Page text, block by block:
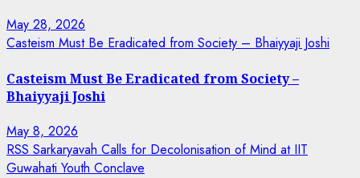
May 28, 2026
Casteism Must Be Eradicated from Society – Bhaiyyaji Joshi
Casteism Must Be Eradicated from Society –
Bhaiyyaji Joshi
May 8, 2026
RSS Sarkaryavah Calls for Decolonisation of Mind at IIT
Guwahati Youth Conclave